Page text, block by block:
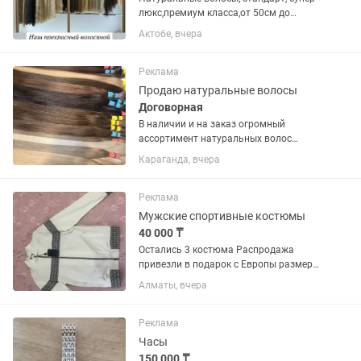
люкс,премиум класса,от 50см до
90см,опт и розница
Актобе, вчера
Реклама
Продаю натуральные волосы
Договорная
В наличии и на заказ огромный
ассортимент натуральных волос
разной длины,структуры и оттенка!!!
Продаю также мастерам из других
Цена от 70 тысяч до 130 тысяч за...
Караганда, вчера
Реклама
Мужские спортивные костюмы
40 000 ₸
Остались 3 костюма Распродажа
привезли в подарок с Европы размеры
нет подошли для продавьцов можно
купить на перепродажу так как отдаю
Алматы, вчера
Реклама
Часы